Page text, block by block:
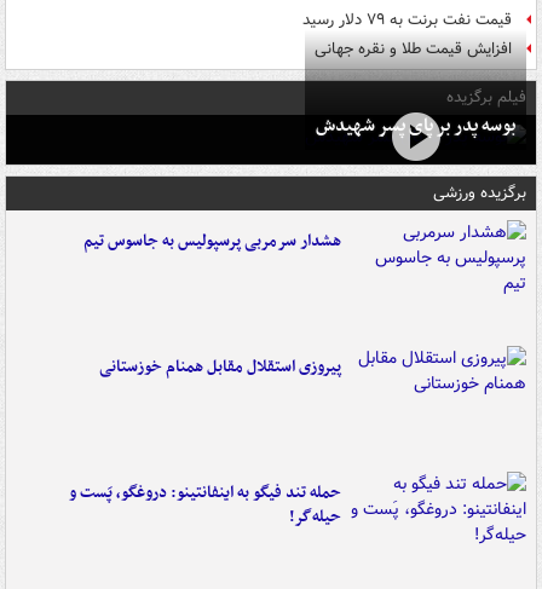
قیمت نفت برنت به ۷۹ دلار رسید
افزایش قیمت طلا و نقره جهانی
فیلم برگزیده
بوسه‌ پدر بر پای پسر شهیدش
برگزیده ورزشی
هشدار سرمربی پرسپولیس به جاسوس تیم
پیروزی استقلال مقابل همنام خوزستانی
حمله تند فیگو به اینفانتینو: دروغگو، پَست‌ و
حیله‌گر!